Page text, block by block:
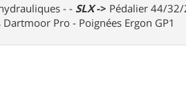
- - SLX-> Pédalier 44/32/
Pro - Poignées Ergon GP1